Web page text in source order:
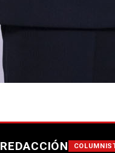
REDACCIÓN